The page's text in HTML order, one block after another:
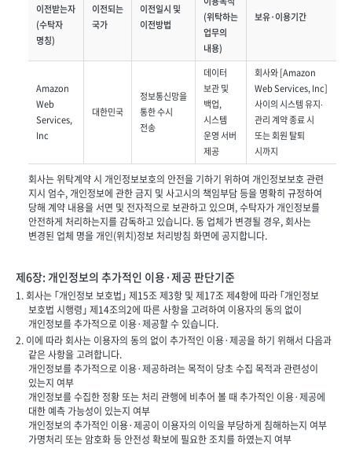
이전받는자
(수탁자
명칭)
이전되는
국가
이전일시 및
이전방법
(위탁하는
업무의
내용)
보유·이용기간
Amazon
Web
Services,
Inc
대한민국
정보통신망을
통한 수시
전송
데이터
보관 및
백업,
시스템
운영 서버
제공
회사와 [Amazon
Web Services, Inc]
사이의 시스템 유지∙
관리 계약 종료 시
또는 회원 탈퇴
시까지
회사는 위탁계약 시 개인정보보호의 안전을 기하기 위하여 개인정보보호 관련
지시 엄수, 개인정보에 관한 금지 및 사고시의 책임부담 등을 명확히 규정하여
당해 계약 내용을 서면 및 전자적으로 보관하고 있으며, 수탁자가 개인정보를
안전하게 처리하는지를 감독하고 있습니다. 동 업체가 변경될 경우, 회사는
변경된 업체 명을 개인(위치)정보 처리방침 화면에 공지합니다.
제6장: 개인정보의 추가적인 이용·제공 판단기준
1. 회사는 ｢개인정보 보호법｣ 제15조 제3항 및 제17조 제4항에 따라 ｢개인정보
보호법 시행령｣ 제14조의2에 따른 사항을 고려하여 이용자의 동의 없이
개인정보를 추가적으로 이용·제공할 수 있습니다.
2. 이에 따라 회사는 이용자의 동의 없이 추가적인 이용·제공을 하기 위해서 다음과
같은 사항을 고려합니다.
개인정보를 추가적으로 이용·제공하려는 목적이 당초 수집 목적과 관련성이
있는지 여부
개인정보를 수집한 정황 또는 처리 관행에 비추어 볼 때 추가적인 이용·제공에
대한 예측 가능성이 있는지 여부
개인정보의 추가적인 이용·제공이 이용자의 이익을 부당하게 침해하는지 여부
가명처리 또는 암호화 등 안전성 확보에 필요한 조치를 하였는지 여부